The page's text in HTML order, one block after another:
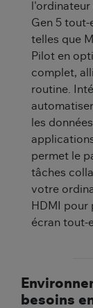
Gen 5 tout-
telles que
Pilot en
complet,
routine.
les
permet le
tâches
votre
HDMI pour
écran tout-
besoins